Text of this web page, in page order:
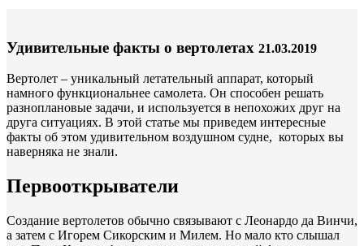
Удивительные факты о вертолетах 21.03.2019
Вертолет – уникальный летательный аппарат, который
намного функциональнее самолета. Он способен решать
разноплановые задачи, и используется в непохожих друг на
друга ситуациях. В этой статье мы приведем интересные
факты об этом удивительном воздушном судне, которых вы
наверняка не знали.
Первооткрыватели
Создание вертолетов обычно связывают с Леонардо да Винчи,
а затем с Игорем Сикорским и Милем. Но мало кто слышал